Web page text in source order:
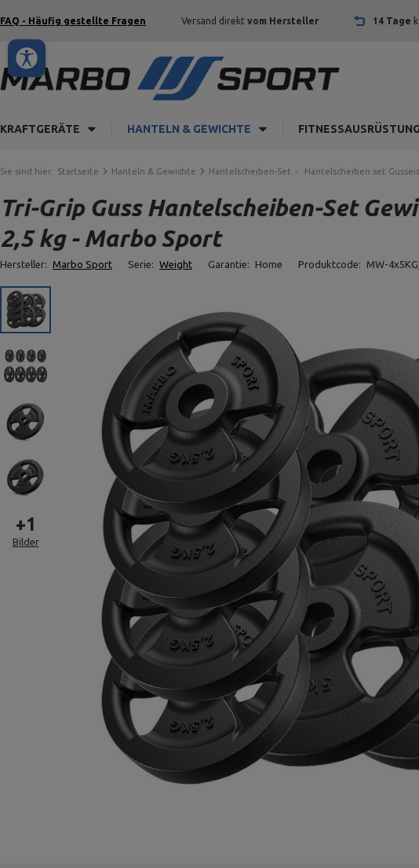
FAQ - Häufig gestellte Fragen Versand direkt vom Hersteller 14 Tage
KRAFTGERÄTE HANTELN & GEWICHTE FITNESSAUSRÜSTUNG
Sie sind hier: Startseite Hanteln & Gewichte Hantelscheiben-Set Hantelscheiben set
Tri-Grip Guss Hantelscheiben-Set
2,5 kg - Marbo Sport
Hersteller: Marbo Sport Serie: Weight Garantie: Home Produktcode: MW-
+1
Bilder